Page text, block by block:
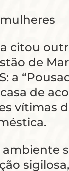
citou
de
a
de
vítimas
ambiente